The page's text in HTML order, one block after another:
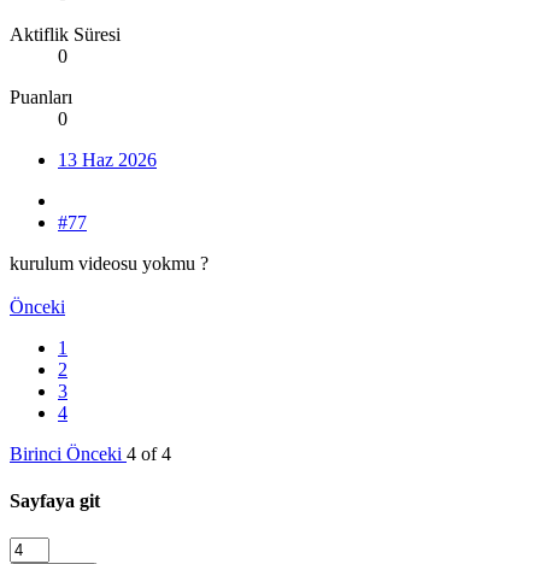
Aktiflik Süresi
0
Puanları
0
13 Haz 2026
#77
kurulum videosu yokmu ?
Önceki
1
2
3
4
Birinci Önceki 4 of 4
Sayfaya git